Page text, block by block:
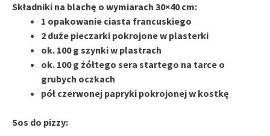
Składniki na blachę o wymiarach 30×40 cm:
1 opakowanie ciasta francuskiego
2 duże pieczarki pokrojone w plasterki
ok. 100 g szynki w plastrach
ok. 100 g żółtego sera startego na tarce o
grubych oczkach
pół czerwonej papryki pokrojonej w kostkę
Sos do pizzy: